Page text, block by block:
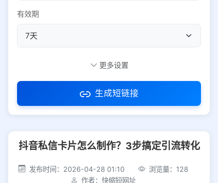
有效期
访问密码
社交平台 电商平台
更多设置
生成短链接
抖音私信卡片怎么制作？3步搞定引流转化
发布时间：2026-04-28 01:10
浏览量：128
作者：快缩短网址